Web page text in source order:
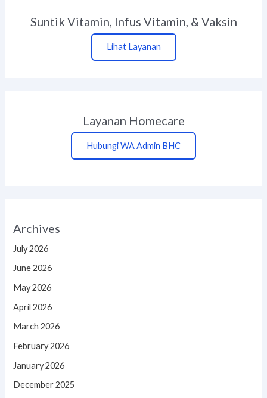
Suntik Vitamin, Infus Vitamin, & Vaksin
Lihat Layanan
Layanan Homecare
Hubungi WA Admin BHC
Archives
July 2026
June 2026
May 2026
April 2026
March 2026
February 2026
January 2026
December 2025